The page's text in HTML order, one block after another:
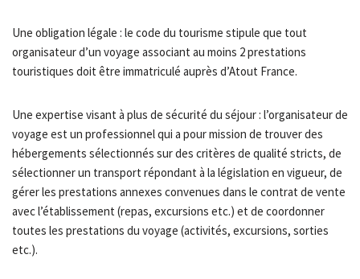
Une obligation légale : le code du tourisme stipule que tout
organisateur d’un voyage associant au moins 2 prestations
touristiques doit être immatriculé auprès d’Atout France.
Une expertise visant à plus de sécurité du séjour : l’organisateur de
voyage est un professionnel qui a pour mission de trouver des
hébergements sélectionnés sur des critères de qualité stricts, de
sélectionner un transport répondant à la législation en vigueur, de
gérer les prestations annexes convenues dans le contrat de vente
avec l’établissement (repas, excursions etc.) et de coordonner
toutes les prestations du voyage (activités, excursions, sorties
etc.).